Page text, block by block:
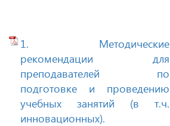
1. Методические
рекомендации для
преподавателей по
подготовке и проведению
учебных занятий (в т.ч.
инновационных).